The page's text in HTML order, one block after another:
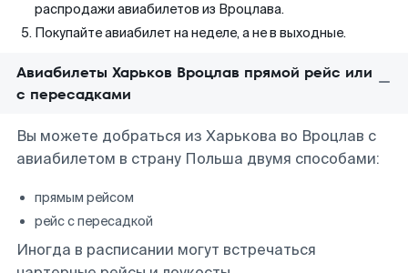
распродажи авиабилетов из Вроцлава.
Покупайте авиабилет на неделе, а не в выходные.
Авиабилеты Харьков Вроцлав прямой рейс или
с пересадками
Вы можете добраться из Харькова во Вроцлав с
авиабилетом в страну Польша двумя способами:
прямым рейсом
рейс с пересадкой
Иногда в расписании могут встречаться